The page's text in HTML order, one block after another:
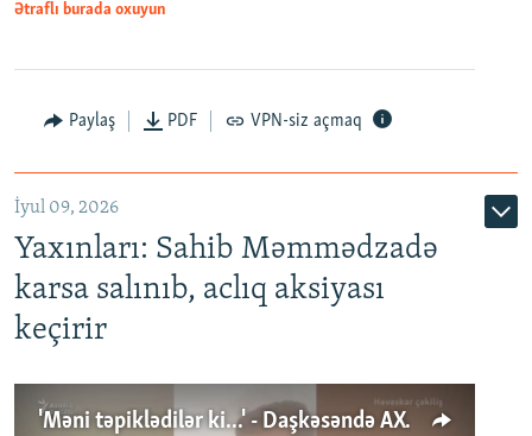
Ətraflı burada oxuyun
Paylaş PDF VPN-siz açmaq
İyul 09, 2026
Yaxınları: Sahib Məmmədzadə
karsa salınıb, aclıq aksiyası
keçirir
'Məni təpiklədilər ki...' - Daşkəsəndə AXCP fəalının yaxınları onun həbsinə etiraz edirlər